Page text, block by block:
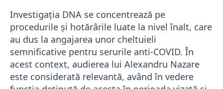
Investigația DNA se concentrează pe
procedurile și hotărârile luate la nivel înalt, care
au dus la angajarea unor cheltuieli
semnificative pentru serurile anti-COVID. În
acest context, audierea lui Alexandru Nazare
este considerată relevantă, având în vedere